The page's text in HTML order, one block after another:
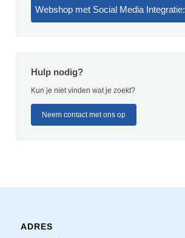
Webshop met Social Media Integratie:
Hulp nodig?
Kun je niet vinden wat je zoekt?
Neem contact met ons op
ADRES